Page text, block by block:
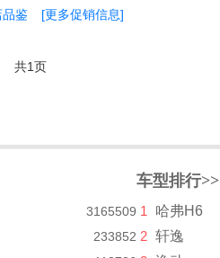
品鉴
[更多促销信息]
共1页
3165509
233852
车型排行>>
1 哈弗H6
2 轩逸